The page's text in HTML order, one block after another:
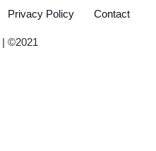
Privacy Policy Contact
| ©2021